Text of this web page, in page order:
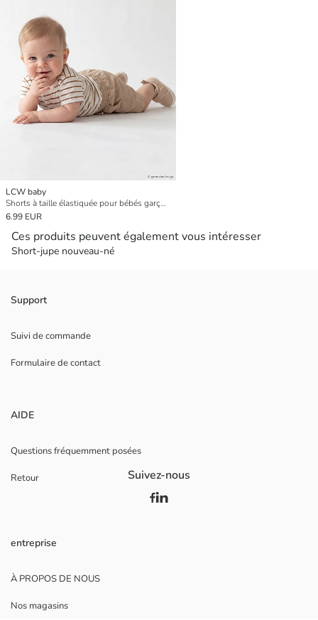
LCW baby
Shorts à taille élastiquée pour bébés garçons
6.99 EUR
Ces produits peuvent également vous intéresser
Short-jupe nouveau-né
Support
Suivi de commande
Formulaire de contact
AIDE
Questions fréquemment posées
Retour
entreprise
À PROPOS DE NOUS
Nos magasins
Suivez-nous